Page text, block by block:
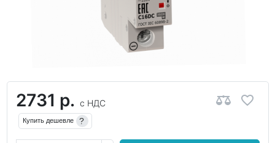
2731 р. с НДС
Купить дешевле ?